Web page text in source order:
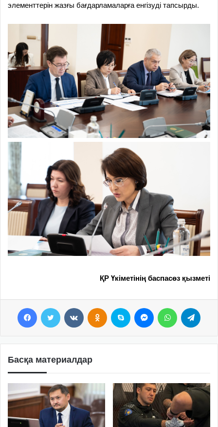
элементтерін жазғы бағдарламаларға енгізуді тапсырды.
ҚР Үкіметінің баспасөз қызметі
Басқа материалдар